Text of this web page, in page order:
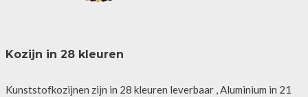
Kozijn in 28 kleuren
Kunststofkozijnen zijn in 28 kleuren leverbaar , Aluminium in 21